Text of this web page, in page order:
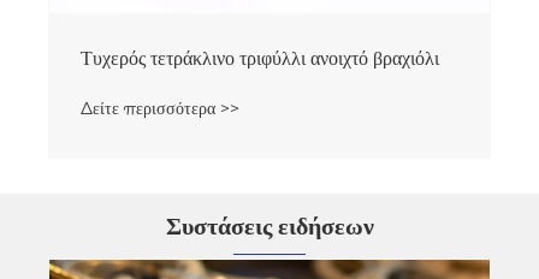
Τυχερός τετράκλινο τριφύλλι ανοιχτό βραχιόλι
Δείτε περισσότερα >>
Συστάσεις ειδήσεων